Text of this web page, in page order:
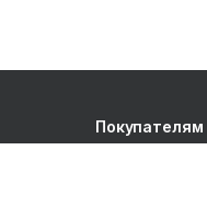
Покупателям